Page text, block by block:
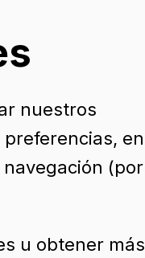
nuestros
en
(por
u obtener más